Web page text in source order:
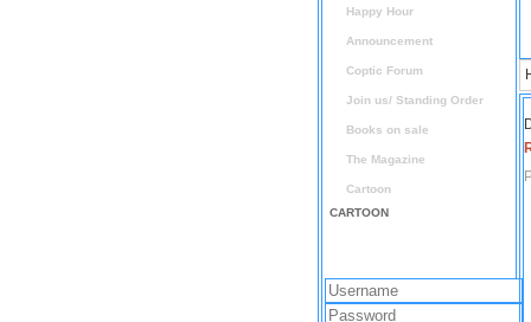
Happy Hour
Announcement
Coptic Forum
Join us/ Standing Order
Books on sale
The Magazine
Cartoon
CARTOON